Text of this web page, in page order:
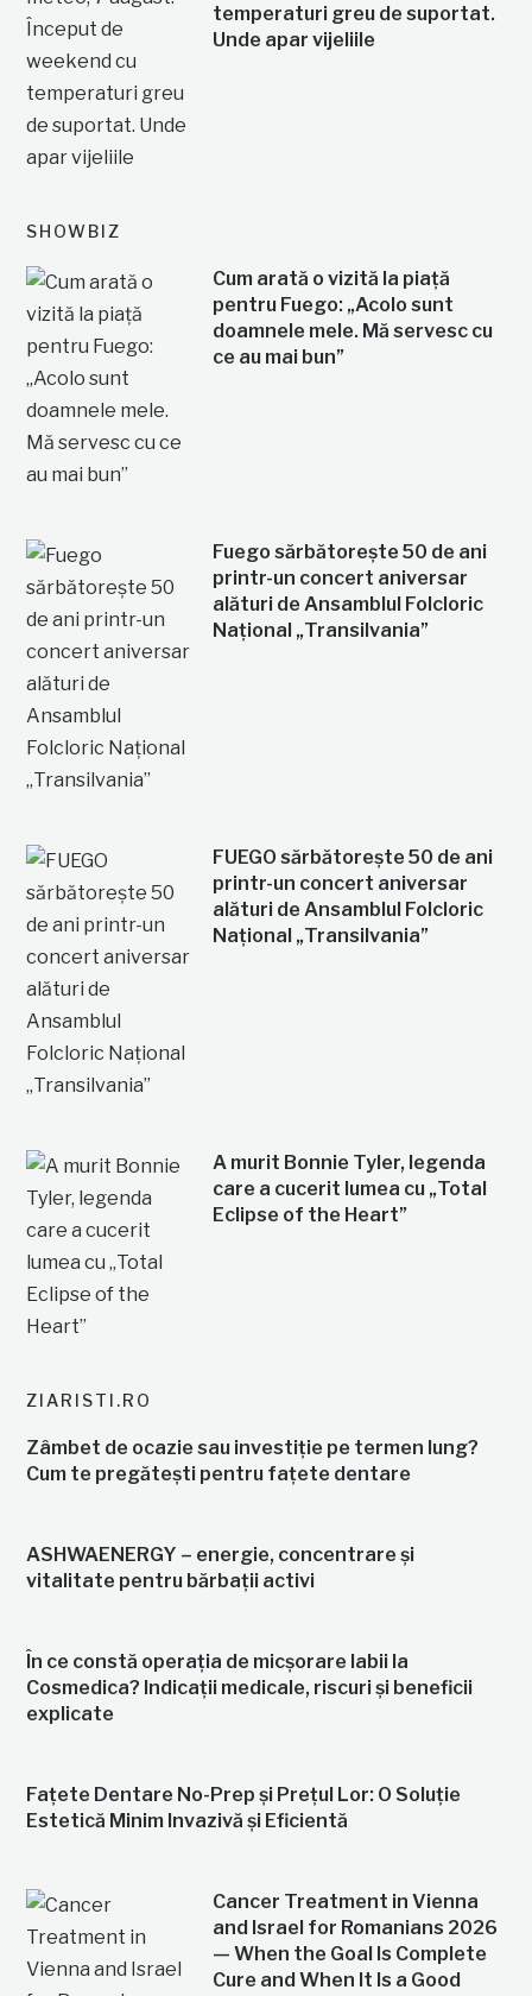
temperaturi greu de suportat.
Unde apar vijeliile
SHOWBIZ
Cum arată o vizită la piață
pentru Fuego: „Acolo sunt
doamnele mele. Mă servesc cu
ce au mai bun”
Fuego sărbătorește 50 de ani
printr-un concert aniversar
alături de Ansamblul Folcloric
Național „Transilvania”
FUEGO sărbătorește 50 de ani
printr-un concert aniversar
alături de Ansamblul Folcloric
Național „Transilvania”
A murit Bonnie Tyler, legenda
care a cucerit lumea cu „Total
Eclipse of the Heart”
ZIARISTI.RO
Zâmbet de ocazie sau investiție pe termen lung?
Cum te pregătești pentru fațete dentare
ASHWAENERGY – energie, concentrare și
vitalitate pentru bărbații activi
În ce constă operația de micșorare labii la
Cosmedica? Indicații medicale, riscuri și beneficii
explicate
Fațete Dentare No-Prep și Prețul Lor: O Soluție
Estetică Minim Invazivă și Eficientă
Cancer Treatment in Vienna
and Israel for Romanians 2026
— When the Goal Is Complete
Cure and When It Is a Good